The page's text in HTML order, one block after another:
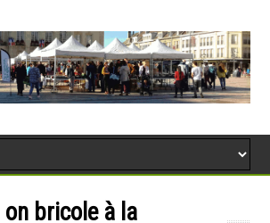
on bricole à la